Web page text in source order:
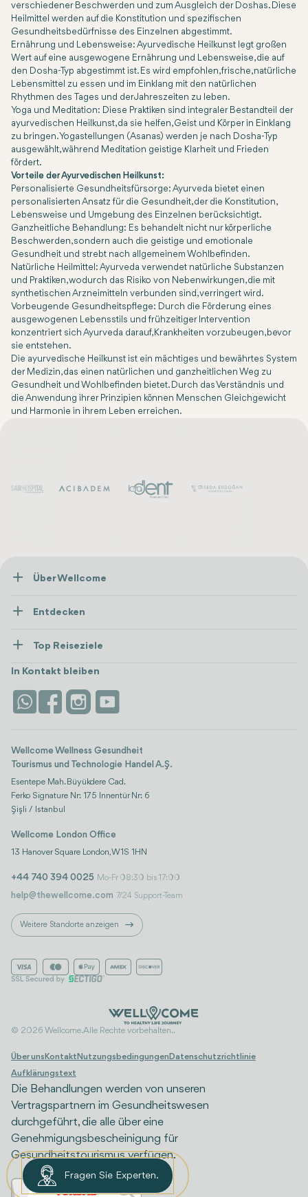
verschiedener Beschwerden und zum Ausgleich der Doshas. Diese
Heilmittel werden auf die Konstitution und spezifischen
Gesundheitsbedürfnisse des Einzelnen abgestimmt.
Ernährung und Lebensweise: Ayurvedische Heilkunst legt großen
Wert auf eine ausgewogene Ernährung und Lebensweise, die auf
den Dosha-Typ abgestimmt ist. Es wird empfohlen, frische, natürliche
Lebensmittel zu essen und im Einklang mit den natürlichen
Rhythmen des Tages und der Jahreszeiten zu leben.
Yoga und Meditation: Diese Praktiken sind integraler Bestandteil der
ayurvedischen Heilkunst, da sie helfen, Geist und Körper in Einklang
zu bringen. Yogastellungen (Asanas) werden je nach Dosha-Typ
ausgewählt, während Meditation geistige Klarheit und Frieden
fördert.
Vorteile der Ayurvedischen Heilkunst:
Personalisierte Gesundheitsfürsorge: Ayurveda bietet einen
personalisierten Ansatz für die Gesundheit, der die Konstitution,
Lebensweise und Umgebung des Einzelnen berücksichtigt.
Ganzheitliche Behandlung: Es behandelt nicht nur körperliche
Beschwerden, sondern auch die geistige und emotionale
Gesundheit und strebt nach allgemeinem Wohlbefinden.
Natürliche Heilmittel : Ayurveda verwendet natürliche Substanzen
und Praktiken, wodurch das Risiko von Nebenwirkungen, die mit
synthetischen Arzneimitteln verbunden sind, verringert wird.
Vorbeugende Gesundheitspflege: Durch die Förderung eines
ausgewogenen Lebensstils und frühzeitiger Intervention
konzentriert sich Ayurveda darauf, Krankheiten vorzubeugen, bevor
sie entstehen.
Die ayurvedische Heilkunst ist ein mächtiges und bewährtes System
der Medizin, das einen natürlichen und ganzheitlichen Weg zu
Gesundheit und Wohlbefinden bietet. Durch das Verständnis und
die Anwendung ihrer Prinzipien können Menschen Gleichgewicht
und Harmonie in ihrem Leben erreichen.
Über Wellcome
Presse
Vertrauen & Sicherheit
Kontaktieren Sie uns
Entdecken
Wellness
Unterkünfte
Attraktionen
Bewertungen
Top Reiseziele
Alle anzeigen
Istanbul
In Kontakt bleiben
Wellcome Wellness Gesundheit
Tourismus und Technologie Handel A.Ş.
Esentepe Mah. Büyükdere Cad.
Ferko Signature Nr: 175 Innentür Nr: 6
Şişli / Istanbul
Wellcome London Office
13 Hanover Square London, W1S 1HN
+44 740 394 0025 Mo-Fr 08:30 bis 17:00
help@thewellcome.com 7/24 Support-Team
Weitere Standorte anzeigen
© 2026 Wellcome. Alle Rechte vorbehalten..
Über uns Kontakt Nutzungsbedingungen Datenschutzrichtlinie
Aufklärungstext
Die Behandlungen werden von unseren
Vertragspartnern im Gesundheitswesen
durchgeführt, die alle über eine
Genehmigungsbescheinigung für
Gesundheitstourismus verfügen.
Fragen Sie Experten.